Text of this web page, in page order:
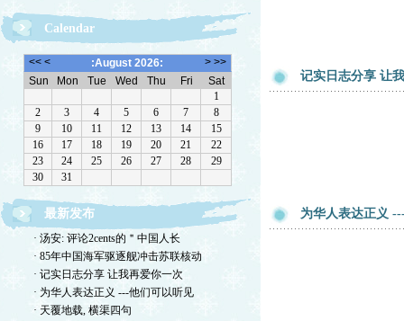
Calendar
最新发布
· 汤安: 评论2cents的＂中国人长
· 85年中国海军驱逐舰冲击苏联核动
· 记实日志分享 让我再爱你一次
· 为华人表达正义 ---他们可以听见
· 天覆地载, 横渠四句
记实日志分享 让
为华人表达正义